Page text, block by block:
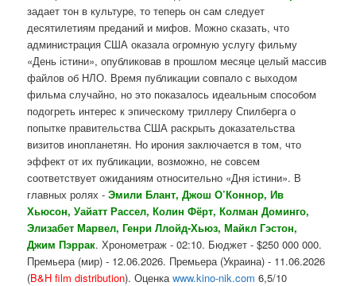
задает тон в культуре, то теперь он сам следует
десятилетиям преданий и мифов. Можно сказать, что
администрация США оказала огромную услугу фильму
«День істини», опубликовав в прошлом месяце целый массив
файлов об НЛО. Время публикации совпало с выходом
фильма случайно, но это показалось идеальным способом
подогреть интерес к эпическому триллеру Спилберга о
попытке правительства США раскрыть доказательства
визитов инопланетян. Но ирония заключается в том, что
эффект от их публикации, возможно, не совсем
соответствует ожиданиям относительно «Дня істини». В
главных ролях -Эмили Блант, Джош О’Коннор, Ив
Хьюсон, Уайатт Рассел, Колин Фёрт, Колман Доминго,
Элизабет Марвел, Генри Ллойд-Хьюз, Майкл Гэстон,
Джим Пэррак. Хронометраж - 02:10. Бюджет - $250 000 000.
Премьера (мир) - 12.06.2026. Премьера (Украина) - 11.06.2026
(B&H film distribution). Оценкаwww.kino-nik.com 6,5/10